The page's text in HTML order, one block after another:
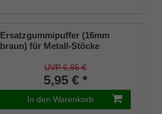
Ersatzgummipuffer (16mm
braun) für Metall-Stöcke
ca. 16mm) mit Metalleinlage
(VE 1 Stück)
UVP 6,95 €
5,95 € *
In den Warenkorb